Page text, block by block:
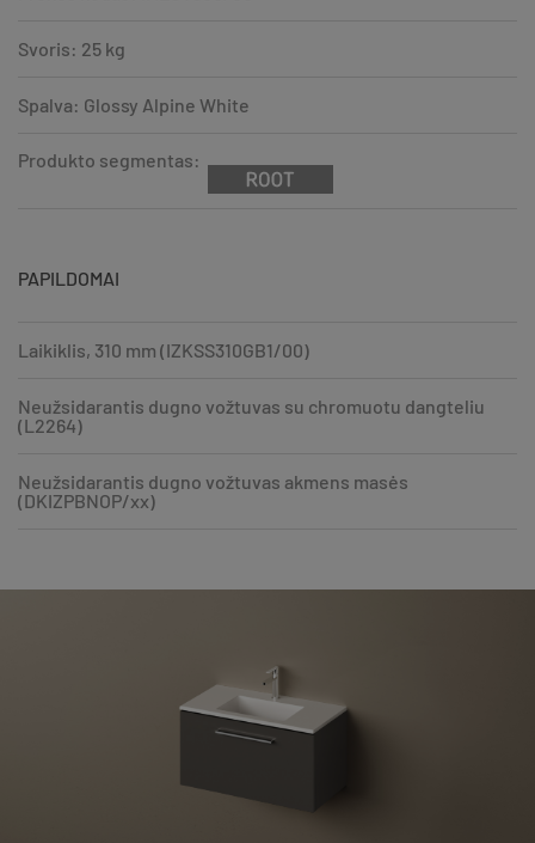
Svoris: 25 kg
Spalva: Glossy Alpine White
Produkto segmentas:
PAPILDOMAI
Laikiklis, 310 mm (IZKSS310GB1/00)
Neužsidarantis dugno vožtuvas su chromuotu dangteliu
(L2264)
Neužsidarantis dugno vožtuvas akmens masės
(DKIZPBNOP/xx)